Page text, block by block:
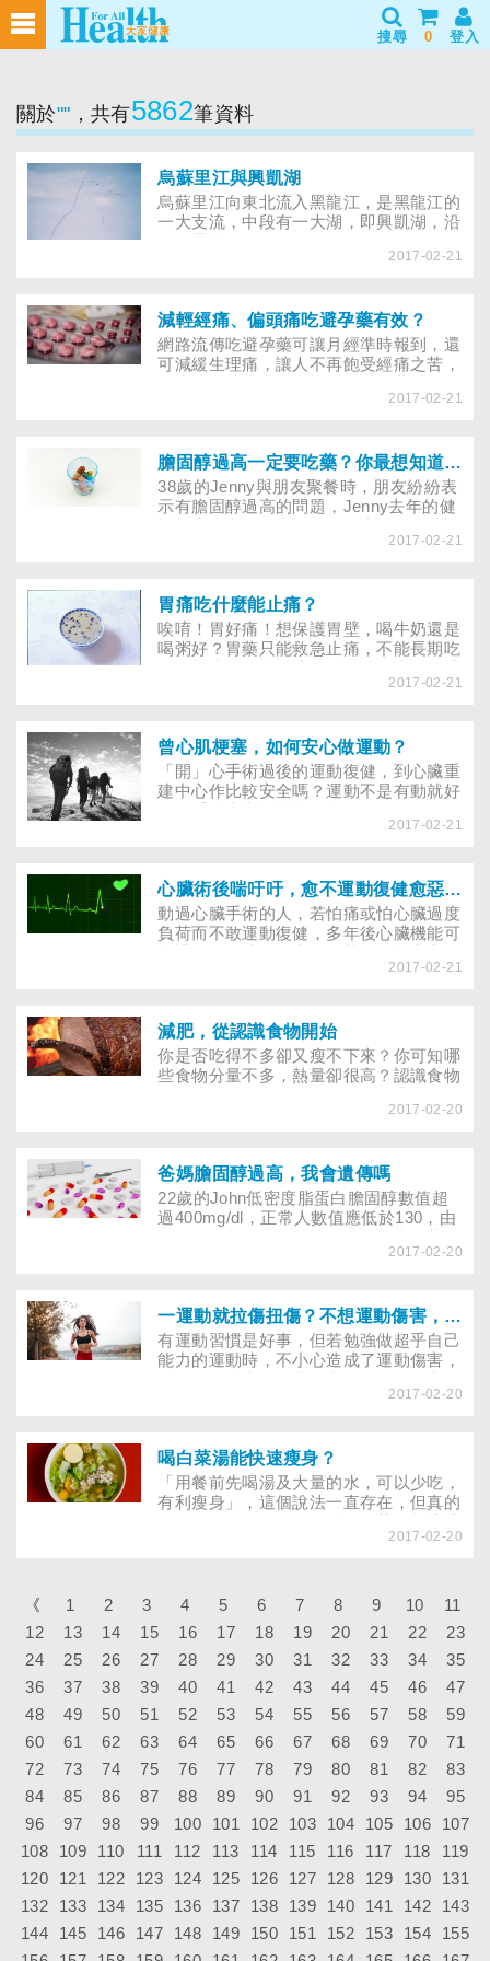
搜尋 0 登入
關於"" ，共有5862筆資料
烏蘇里江與興凱湖
烏蘇里江向東北流入黑龍江，是黑龍江的
一大支流，中段有一大湖，即興凱湖，沿
2017-02-21
減輕經痛、偏頭痛吃避孕藥有效？
網路流傳吃避孕藥可讓月經準時報到，還
可減緩生理痛，讓人不再飽受經痛之苦，
2017-02-21
膽固醇過高一定要吃藥？你最想知道的５個解答
38歲的Jenny與朋友聚餐時，朋友紛紛表
示有膽固醇過高的問題，Jenny去年的健
整飲食後仍未改善，就要服藥控制。他擔
品能降低膽固醇，想先買來服用，這做法
可行嗎？
2017-02-21
胃痛吃什麼能止痛？
唉唷！胃好痛！想保護胃壁，喝牛奶還是
喝粥好？胃藥只能救急止痛，不能長期吃
2017-02-21
曾心肌梗塞，如何安心做運動？
「開」心手術過後的運動復健，到心臟重
建中心作比較安全嗎？運動不是有動就好
2017-02-21
心臟術後喘吁吁，愈不運動復健愈惡化！
動過心臟手術的人，若怕痛或怕心臟過度
負荷而不敢運動復健，多年後心臟機能可
竭。想要恢復體能，運動的時間、強度如
2017-02-21
減肥，從認識食物開始
你是否吃得不多卻又瘦不下來？你可知哪
些食物分量不多，熱量卻很高？認識食物
控制身材的不二法門。 哪種減肥法效果
1986年直銷的減肥食品風靡全國，然而
卻傳出了服用之後猝死的案例；抽樣分析
也發現有些產品摻有增快代謝率的藥品，
吃了之後會心跳加速，如小鹿亂撞；有些
則添加安非他命。其他像「中藥減肥
2017-02-20
爸媽膽固醇過高，我會遺傳嗎
22歲的John低密度脂蛋白膽固醇數值超
過400mg/dl，正常人數值應低於130，由
了，而John的爸爸及叔叔為了控制曾飆
動的John很納悶，膽固醇過高是不是會
遺傳啊！不然，自己這麼年輕為何有如此
嚇人的數值！
2017-02-20
一運動就拉傷扭傷？不想運動傷害，這些事絕對不要做
有運動習慣是好事，但若勉強做超乎自己
能力的運動時，不小心造成了運動傷害，
呢？時下健身房常配搭健身教練指導你運
2017-02-20
喝白菜湯能快速瘦身？
「用餐前先喝湯及大量的水，可以少吃，
有利瘦身」，這個說法一直存在，但真的
2017-02-20
《 1 2 3 4 5 6 7 8 9 10
11
12
13 14 15 16 17 18 19 20 21 22
23
24
25 26 27 28 29 30 31 32 33 34
35
36
37 38 39 40 41 42 43 44 45 46
47
48
49 50 51 52 53 54 55 56 57 58
59
60
61 62 63 64 65 66 67 68 69 70
71
72
73 74 75 76 77 78 79 80 81 82
83
84
85 86 87 88 89 90 91 92 93 94
95
96
97 98 99 100 101 102 103 104 105 106
107
108
109 110 111 112 113 114 115 116 117 118
119
120
121 122 123 124 125 126 127 128 129 130
131
132
133 134 135 136 137 138 139 140 141 142
143
144
145 146 147 148 149 150 151 152 153 154
155